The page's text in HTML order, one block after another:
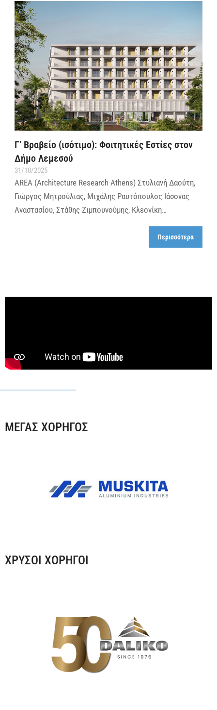
Γ’ Βραβείο (ισότιμο): Φοιτητικές Εστίες στον
Δήμο Λεμεσού
31/10/2025
AREA (Architecture Research Athens) Στυλιανή Δαούτη,
Γιώργος Μητρούλιας, Μιχάλης Ραυτόπουλος Ιάσονας
Αναστασίου, Στάθης Ζιμπουνούμης, Κλεονίκη…
Περισσότερα
ΜΕΓΑΣ ΧΟΡΗΓΟΣ
ΧΡΥΣΟΙ ΧΟΡΗΓΟΙ